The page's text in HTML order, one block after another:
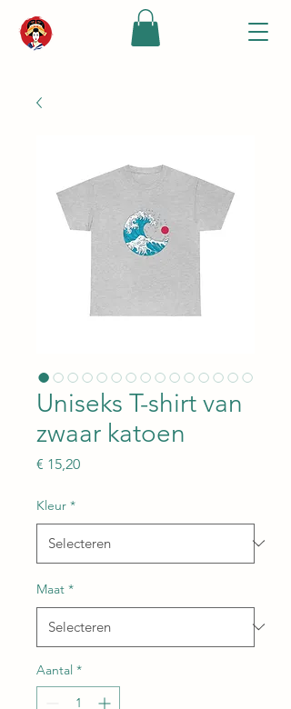
Uniseks T-shirt van
zwaar katoen
€ 15,20Prijs
Kleur *
Maat *
Aantal *